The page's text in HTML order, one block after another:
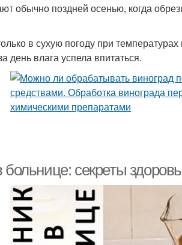
обычно поздней осенью, когда
в сухую погоду при
день влага успела впитаться.
секреты